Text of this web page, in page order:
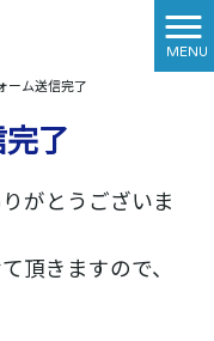
MENU
ーム送信完了
了
がとうございま
頂きますので、